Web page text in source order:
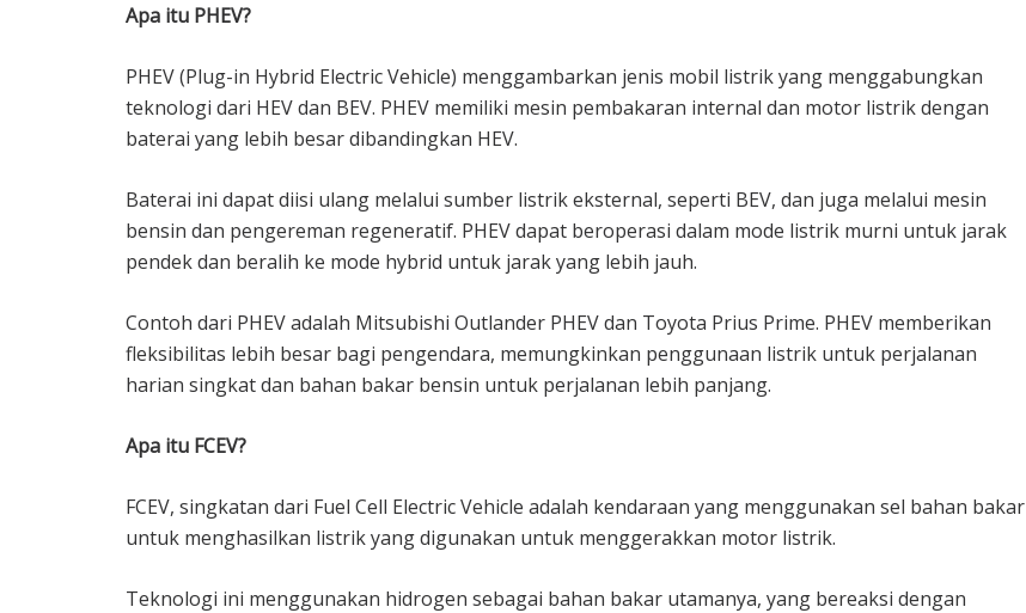
Apa itu PHEV?
PHEV (Plug-in Hybrid Electric Vehicle) menggambarkan jenis mobil listrik yang menggabungkan
teknologi dari HEV dan BEV. PHEV memiliki mesin pembakaran internal dan motor listrik dengan
baterai yang lebih besar dibandingkan HEV.
Baterai ini dapat diisi ulang melalui sumber listrik eksternal, seperti BEV, dan juga melalui mesin
bensin dan pengereman regeneratif. PHEV dapat beroperasi dalam mode listrik murni untuk jarak
pendek dan beralih ke mode hybrid untuk jarak yang lebih jauh.
Contoh dari PHEV adalah Mitsubishi Outlander PHEV dan Toyota Prius Prime. PHEV memberikan
fleksibilitas lebih besar bagi pengendara, memungkinkan penggunaan listrik untuk perjalanan
harian singkat dan bahan bakar bensin untuk perjalanan lebih panjang.
Apa itu FCEV?
FCEV, singkatan dari Fuel Cell Electric Vehicle adalah kendaraan yang menggunakan sel bahan bakar
untuk menghasilkan listrik yang digunakan untuk menggerakkan motor listrik.
Teknologi ini menggunakan hidrogen sebagai bahan bakar utamanya, yang bereaksi dengan